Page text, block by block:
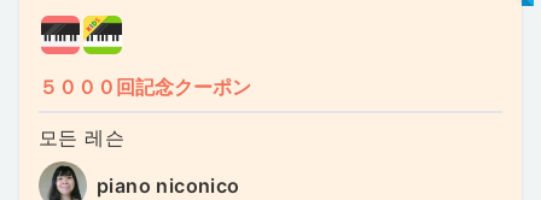
５０００回記念クーポン
모든 레슨
piano niconico